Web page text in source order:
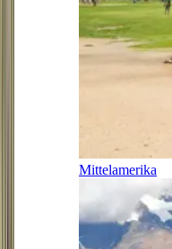
Mittelamerika